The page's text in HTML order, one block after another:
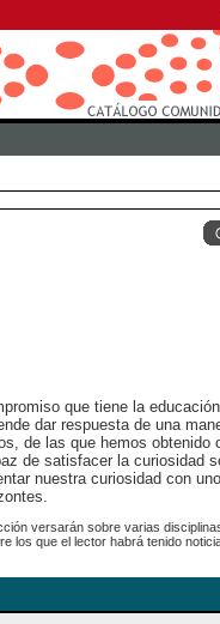
que tiene la
dar respuesta de una
de las que hemos
de satisfacer la curiosidad
nuestra curiosidad con
versarán sobre varias
los que el lector habrá tenido